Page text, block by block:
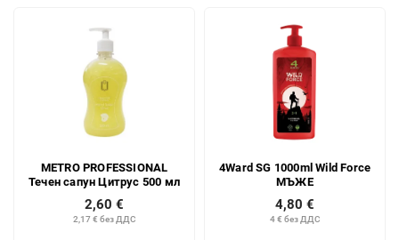
METRO PROFESSIONAL
Течен сапун Цитрус 500 мл
2,17 € без ДДС
2,60 €
4Ward SG 1000ml Wild Force
МЪЖЕ
4 € без ДДС
4,80 €